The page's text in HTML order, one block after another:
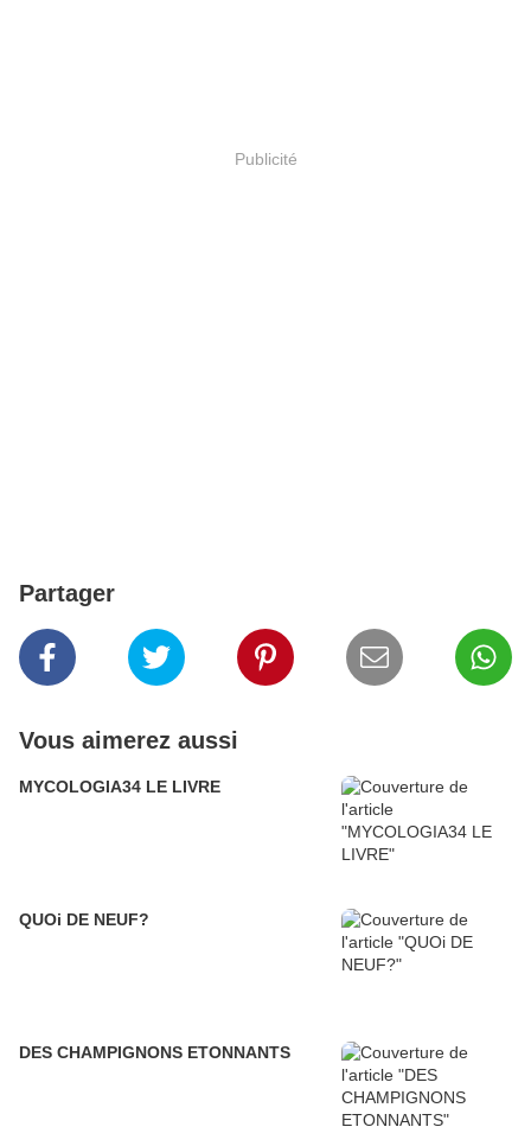
Publicité
Partager
Vous aimerez aussi
MYCOLOGIA34 LE LIVRE
QUOi DE NEUF?
DES CHAMPIGNONS ETONNANTS